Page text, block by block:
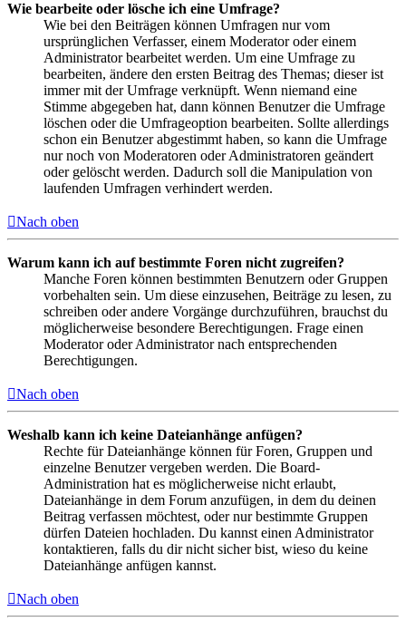
Wie bearbeite oder lösche ich eine Umfrage?
Wie bei den Beiträgen können Umfragen nur vom
ursprünglichen Verfasser, einem Moderator oder einem
Administrator bearbeitet werden. Um eine Umfrage zu
bearbeiten, ändere den ersten Beitrag des Themas; dieser ist
immer mit der Umfrage verknüpft. Wenn niemand eine
Stimme abgegeben hat, dann können Benutzer die Umfrage
löschen oder die Umfrageoption bearbeiten. Sollte allerdings
schon ein Benutzer abgestimmt haben, so kann die Umfrage
nur noch von Moderatoren oder Administratoren geändert
oder gelöscht werden. Dadurch soll die Manipulation von
laufenden Umfragen verhindert werden.
Nach oben
Warum kann ich auf bestimmte Foren nicht zugreifen?
Manche Foren können bestimmten Benutzern oder Gruppen
vorbehalten sein. Um diese einzusehen, Beiträge zu lesen, zu
schreiben oder andere Vorgänge durchzuführen, brauchst du
möglicherweise besondere Berechtigungen. Frage einen
Moderator oder Administrator nach entsprechenden
Berechtigungen.
Nach oben
Weshalb kann ich keine Dateianhänge anfügen?
Rechte für Dateianhänge können für Foren, Gruppen und
einzelne Benutzer vergeben werden. Die Board-
Administration hat es möglicherweise nicht erlaubt,
Dateianhänge in dem Forum anzufügen, in dem du deinen
Beitrag verfassen möchtest, oder nur bestimmte Gruppen
dürfen Dateien hochladen. Du kannst einen Administrator
kontaktieren, falls du dir nicht sicher bist, wieso du keine
Dateianhänge anfügen kannst.
Nach oben